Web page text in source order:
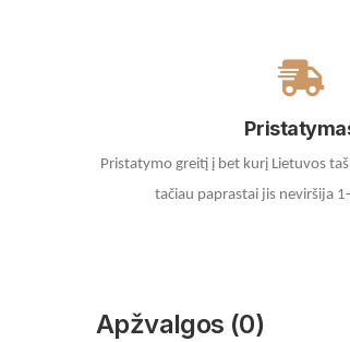
Pristatymo greitį į bet kurį Lietuvos
tačiau paprastai jis neviršija
Apžvalgos (0)